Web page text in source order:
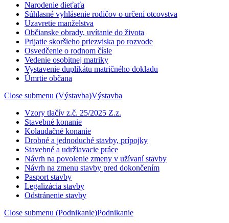
Narodenie dieťaťa
Súhlasné vyhlásenie rodičov o určení otcovstva
Uzavretie manželstva
Občianske obrady, uvítanie do života
Prijatie skoršieho priezviska po rozvode
Osvedčenie o rodnom čísle
Vedenie osobitnej matriky
Vystavenie duplikátu matričného dokladu
Úmrtie občana
Close submenu (Výstavba)Výstavba
Vzory tlačív z.č. 25/2025 Z.z.
Stavebné konanie
Kolaudačné konanie
Drobné a jednoduché stavby, prípojky
Stavebné a udržiavacie práce
Návrh na povolenie zmeny v užívaní stavby
Návrh na zmenu stavby pred dokončením
Pasport stavby
Legalizácia stavby
Odstránenie stavby
Close submenu (Podnikanie)Podnikanie